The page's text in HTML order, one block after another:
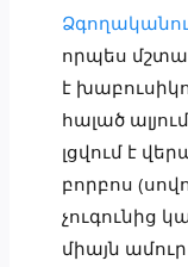
որպես
է
հալած
լցվում է
բորբոս
չուգունից
միայն